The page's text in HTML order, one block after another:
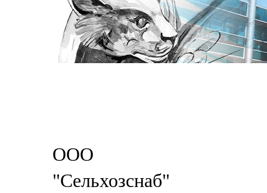
ООО
"Сельхозснаб"